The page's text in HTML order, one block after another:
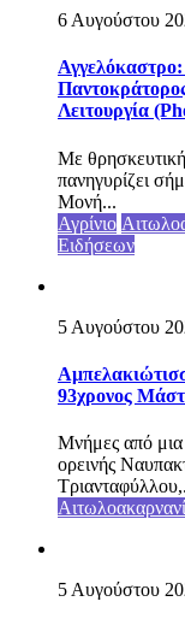
6 Αυγούστου
Λειτουργία
Με
πανηγυρίζει
Μονή...
Αγρίνιο
Ειδήσεων
5 Αυγούστου
93χρονος
Μνήμες από
ορεινής
5 Αυγούστου